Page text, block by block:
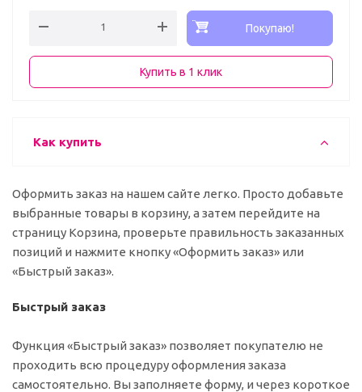
Покупаю!
Купить в 1 клик
Как купить
Оформить заказ на нашем сайте легко. Просто добавьте
выбранные товары в корзину, а затем перейдите на
страницу Корзина, проверьте правильность заказанных
позиций и нажмите кнопку «Оформить заказ» или
«Быстрый заказ».
Быстрый заказ
Функция «Быстрый заказ» позволяет покупателю не
проходить всю процедуру оформления заказа
самостоятельно. Вы заполняете форму, и через короткое